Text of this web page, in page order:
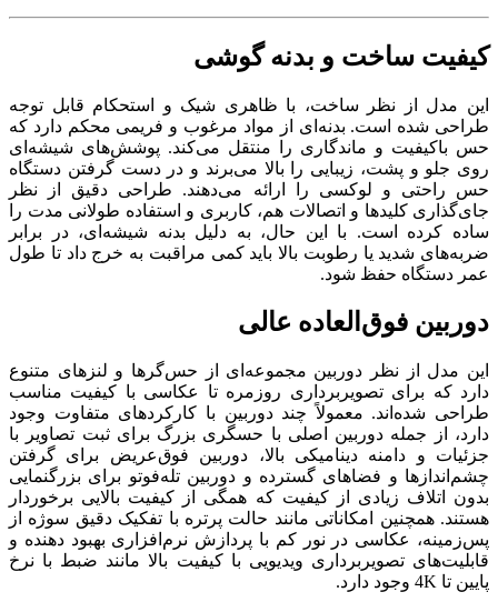
کیفیت ساخت و بدنه گوشی
این مدل از نظر ساخت، با ظاهری شیک و استحکام قابل ‌توجه
طراحی شده است. بدنه‌ای از مواد مرغوب و فریمی محکم دارد که
حس باکیفیت و ماندگاری را منتقل می‌کند. پوشش‌های شیشه‌ای
روی جلو و پشت، زیبایی را بالا می‌برند و در دست گرفتن دستگاه
حس راحتی و لوکسی را ارائه می‌دهند. طراحی دقیق از نظر
جای‌گذاری کلیدها و اتصالات هم، کاربری و استفاده طولانی ‌مدت را
ساده کرده است. با این حال، به‌ دلیل بدنه شیشه‌ای، در برابر
ضربه‌های شدید یا رطوبت بالا باید کمی مراقبت به خرج داد تا طول
عمر دستگاه حفظ شود.
دوربین فوق‌العاده عالی
این مدل از نظر دوربین مجموعه‌ای از حس‌گرها و لنزهای متنوع
دارد که برای تصویربرداری روزمره تا عکاسی با کیفیت مناسب
طراحی شده‌اند. معمولاً چند دوربین با کارکردهای متفاوت وجود
دارد، از جمله دوربین اصلی با حسگری بزرگ برای ثبت تصاویر با
جزئیات و دامنه دینامیکی بالا، دوربین فوق‌عریض برای گرفتن
چشم‌اندازها و فضاهای گسترده و دوربین تله‌فوتو برای بزرگنمایی
بدون اتلاف زیادی از کیفیت که همگی از کیفیت بالایی برخوردار
هستند. همچنین امکاناتی مانند حالت پرتره با تفکیک دقیق سوژه از
پس‌زمینه، عکاسی در نور کم با پردازش نرم‌افزاری بهبود دهنده و
قابلیت‌های تصویربرداری ویدیویی با کیفیت بالا مانند ضبط با نرخ
پایین تا 4K وجود دارد.